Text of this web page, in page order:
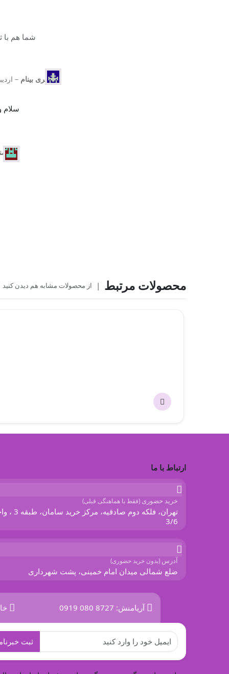
شما هم با
مشتری بینام –
سلام
محصولات مرتبط | از محصولات مشابه هم دیدن کنید
ارتباط با ما
خرید حضوری (فقط با هماهنگی قبلی)
تهران، فلکه دوم صادقیه، مرکز
3/6
آدرس (بدون خرید حضوری)
ضلع شمالی میدان امام خمینی، پشت شهرداری
آریامنش: 0919 080 8727